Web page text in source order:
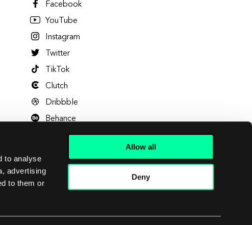
to analyse
advertising
to them or
Allow all
Deny
Facebook
YouTube
Instagram
Twitter
TikTok
Clutch
Dribbble
Behance